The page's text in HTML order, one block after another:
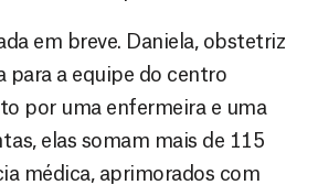
em breve. Daniela, obstetriz
para a equipe do centro
por uma enfermeira e uma
elas somam mais de 115
médica, aprimorados com